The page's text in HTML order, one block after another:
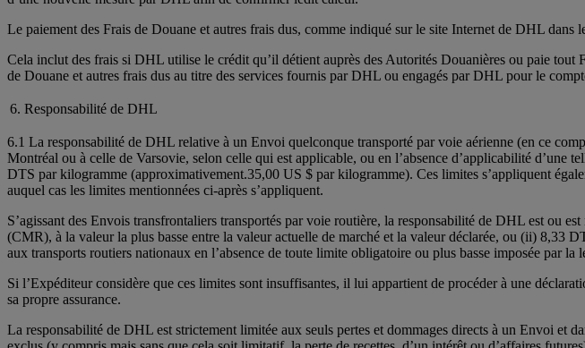
Le paiement des Frais de Douane et autres frais dus, comme indiqué sur le site Internet de DHL
Cela inclut des frais si DHL utilise le crédit qu’il détient auprès des Autorités Douanières ou paie
de Douane et autres frais dus au titre des services fournis par DHL ou engagés par DHL pour le
6. Responsabilité de DHL
6.1 La responsabilité de DHL relative à un Envoi quelconque transporté par voie aérienne (en ce
Montréal ou à celle de Varsovie, selon celle qui est applicable, ou en l’absence d’applicabilité
DTS par kilogramme (approximativement.35,00 US $ par kilogramme). Ces limites s’appliquent
auquel cas les limites mentionnées ci-après s’appliquent.
S’agissant des Envois transfrontaliers transportés par voie routière, la responsabilité de DHL est ou
(CMR), à la valeur la plus basse entre la valeur actuelle de marché et la valeur déclarée, ou (ii) 8,33
aux transports routiers nationaux en l’absence de toute limite obligatoire ou plus basse imposée par
Si l’Expéditeur considère que ces limites sont insuffisantes, il lui appartient de procéder à une
sa propre assurance.
La responsabilité de DHL est strictement limitée aux seuls pertes et dommages directs à un Envoi et